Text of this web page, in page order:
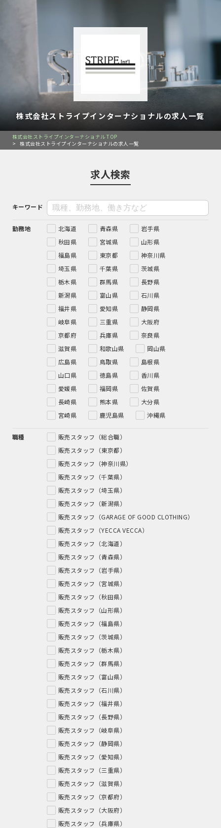
株式会社ストライプインターナショナルの求人一覧
株式会社ストライプインターナショナル TOP
>
株式会社ストライプインターナショナルの求人一覧
求人検索
キーワード
勤務地 北海道 青森県
岩手県
秋田県
宮城県
山形県
福島県
東京都
神奈川県
埼玉県
千葉県
茨城県
栃木県
群馬県
長野県
新潟県
富山県
石川県
福井県
愛知県
静岡県
岐阜県
三重県
大阪府
京都府
兵庫県
奈良県
滋賀県
和歌山県
岡山県
広島県
鳥取県
島根県
山口県
徳島県
香川県
愛媛県
福岡県
佐賀県
長崎県
熊本県
大分県
宮崎県
鹿児島県 沖縄県
職種
販売スタッフ（総合職）
販売スタッフ（東京都）
販売スタッフ（神奈川県）
販売スタッフ（千葉県）
販売スタッフ（埼玉県）
販売スタッフ（新潟県）
販売スタッフ（GARAGE OF GOOD CLOTHING）
販売スタッフ（YECCA VECCA）
販売スタッフ（北海道）
販売スタッフ（青森県）
販売スタッフ（岩手県）
販売スタッフ（宮城県）
販売スタッフ（秋田県）
販売スタッフ（山形県）
販売スタッフ（福島県）
販売スタッフ（茨城県）
販売スタッフ（栃木県）
販売スタッフ（群馬県）
販売スタッフ（富山県）
販売スタッフ（石川県）
販売スタッフ（福井県）
販売スタッフ（長野県）
販売スタッフ（岐阜県）
販売スタッフ（静岡県）
販売スタッフ（愛知県）
販売スタッフ（三重県）
販売スタッフ（滋賀県）
販売スタッフ（京都府）
販売スタッフ（大阪府）
販売スタッフ（兵庫県）